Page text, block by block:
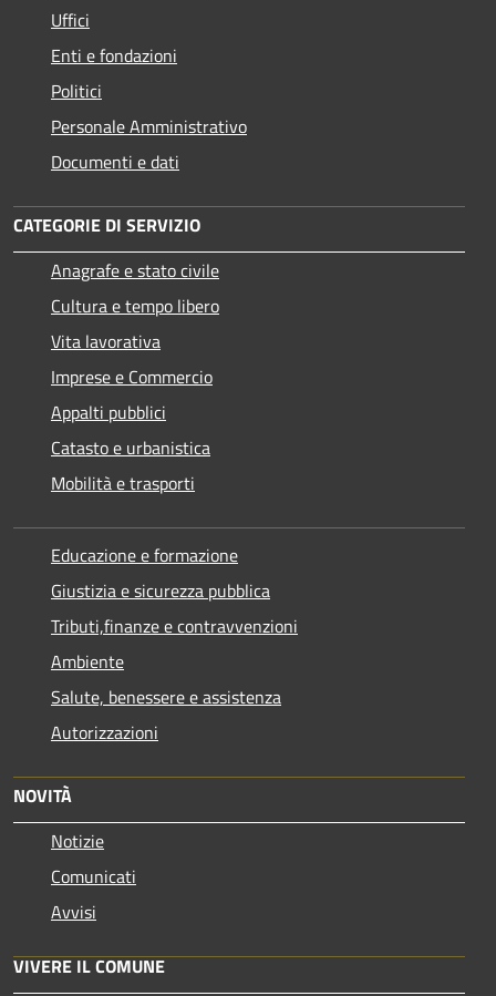
Uffici
Enti e fondazioni
Politici
Personale Amministrativo
Documenti e dati
CATEGORIE DI SERVIZIO
Anagrafe e stato civile
Cultura e tempo libero
Vita lavorativa
Imprese e Commercio
Appalti pubblici
Catasto e urbanistica
Mobilità e trasporti
Educazione e formazione
Giustizia e sicurezza pubblica
Tributi,finanze e contravvenzioni
Ambiente
Salute, benessere e assistenza
Autorizzazioni
NOVITÀ
Notizie
Comunicati
Avvisi
VIVERE IL COMUNE